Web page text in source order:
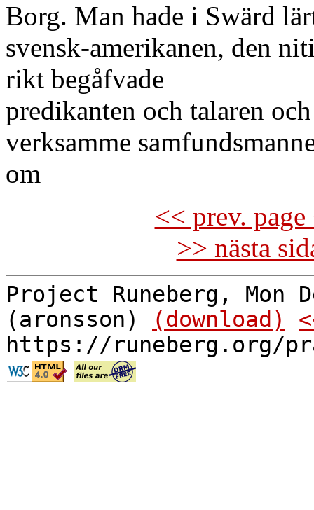
Borg. Man hade i Swärd
svensk-amerikanen, den
rikt begåfvade
predikanten och talaren
verksamme
om
<< prev.
>> nästa
Project Runeberg, Mon
(aronsson)
(download)
https://runeberg.org/